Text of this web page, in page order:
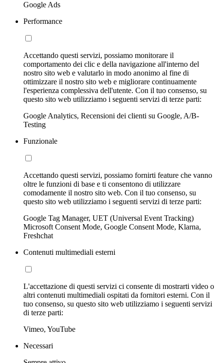
Google Ads
Performance
Accettando questi servizi, possiamo monitorare il
comportamento dei clic e della navigazione all'interno del
nostro sito web e valutarlo in modo anonimo al fine di
ottimizzare il nostro sito web e migliorare continuamente
l'esperienza complessiva dell'utente. Con il tuo consenso, su
questo sito web utilizziamo i seguenti servizi di terze parti:
Google Analytics, Recensioni dei clienti su Google, A/B-
Testing
Funzionale
Accettando questi servizi, possiamo fornirti feature che vanno
oltre le funzioni di base e ti consentono di utilizzare
comodamente il nostro sito web. Con il tuo consenso, su
questo sito web utilizziamo i seguenti servizi di terze parti:
Google Tag Manager, UET (Universal Event Tracking)
Microsoft Consent Mode, Google Consent Mode, Klarna,
Freshchat
Contenuti multimediali esterni
L'accettazione di questi servizi ci consente di mostrarti video o
altri contenuti multimediali ospitati da fornitori esterni. Con il
tuo consenso, su questo sito web utilizziamo i seguenti servizi
di terze parti:
Vimeo, YouTube
Necessari